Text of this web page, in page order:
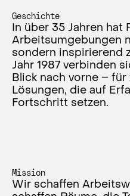
Geschichte
In über 35 Jahren hat
Arbeitsumgebungen
sondern inspirierend
Jahr 1987 verbinden
Blick nach vorne –
Lösungen, die auf
Fortschritt setzen.
Mission
Wir schaffen